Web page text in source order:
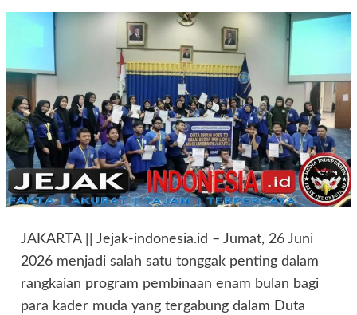
JAKARTA || Jejak-indonesia.id – Jumat, 26 Juni
2026 menjadi salah satu tonggak penting dalam
rangkaian program pembinaan enam bulan bagi
para kader muda yang tergabung dalam Duta